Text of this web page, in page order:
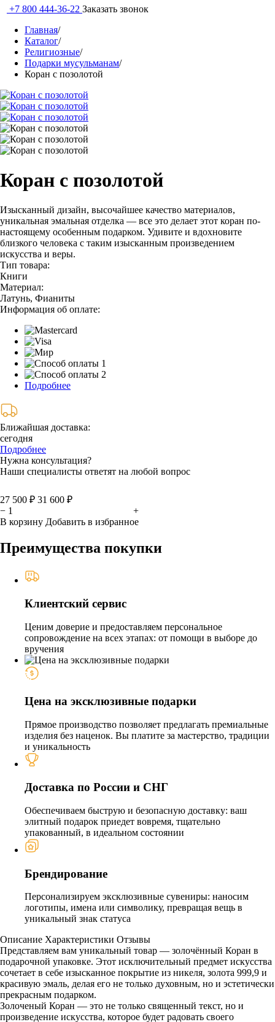
+7 800 444-36-22 Заказать звонок
Главная/
Каталог/
Религиозные/
Подарки мусульманам/
Коран с позолотой
Коран с позолотой
Изысканный дизайн, высочайшее качество материалов,
уникальная эмальная отделка — все это делает этот коран по-
настоящему особенным подарком. Удивите и вдохновите
близкого человека с таким изысканным произведением
искусства и веры.
Тип товара:
Книги
Материал:
Латунь, Фианиты
Информация об оплате:
Подробнее
Ближайшая доставка:
сегодня
Подробнее
Нужна консультация?
Наши специалисты ответят на любой вопрос
27 500 ₽ 31 600 ₽
−
+
В корзину Добавить в избранное
Преимущества покупки
Клиентский сервис
Ценим доверие и предоставляем персональное
сопровождение на всех этапах: от помощи в выборе до
вручения
Цена на эксклюзивные подарки
Прямое производство позволяет предлагать премиальные
изделия без наценок. Вы платите за мастерство, традиции
и уникальность
Доставка по России и СНГ
Обеспечиваем быструю и безопасную доставку: ваш
элитный подарок приедет вовремя, тщательно
упакованный, в идеальном состоянии
Брендирование
Персонализируем эксклюзивные сувениры: наносим
логотипы, имена или символику, превращая вещь в
уникальный знак статуса
Описание Характеристики Отзывы
Представляем вам уникальный товар — золочённый Коран в
подарочной упаковке. Этот исключительный предмет искусства
сочетает в себе изысканное покрытие из никеля, золота 999,9 и
красивую эмаль, делая его не только духовным, но и эстетически
прекрасным подарком.
Золоченый Коран — это не только священный текст, но и
произведение искусства, которое будет радовать своего